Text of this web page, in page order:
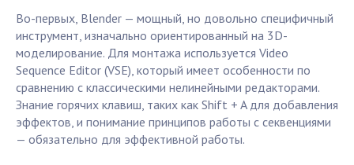
Во-первых, Blender — мощный, но довольно специфичный
инструмент, изначально ориентированный на 3D-
моделирование. Для монтажа используется Video
Sequence Editor (VSE), который имеет особенности по
сравнению с классическими нелинейными редакторами.
Знание горячих клавиш, таких как Shift + A для добавления
эффектов, и понимание принципов работы с секвенциями
— обязательно для эффективной работы.